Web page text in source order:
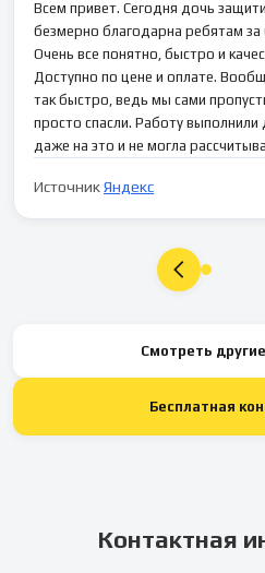
Всем привет. Сегодня дочь
безмерно благодарна ребятам за
Очень все понятно, быстро и
Доступно по цене и оплате.
так быстро, ведь мы сами
просто спасли. Работу
даже на это и не могла
ИсточникЯндекс
Смотреть
Бесплатная
Контактная